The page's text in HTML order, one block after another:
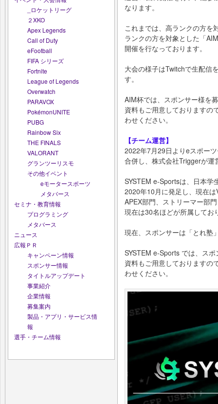
_ロケットリーグ
２XKO
Apex Legends
Call of Duty
eFootball
FIFA シリーズ
Fortnite
League of Legends
Overwatch
PARAVOX
PokémonUNITE
PUBG
Rainbow Six
THE FINALS
VALORANT
グランツーリスモ
その他イベント
eモータースポーツ
メタバース
セミナ・教育情報
プログラミング
メタバース
ニュース
広報ＰＲ
キャンペーン情報
スポンサー情報
タイトルアップデート
事業紹介
企業情報
募集案内
製品・アプリ・サービス情
報
選手・チーム情報
なります。
これまでは、高ランクの方を
ランクの方を対象とした「
開催を行なっております。
大会の様子はTwitchで生配信
す。
AIM杯では、スポンサー様を
資料もご用意しておりますの
わせください。
【チーム運営】
2022年7月29日よりeスポー
合併し、株式会社Triggerが運
SYSTEM e-Sportsは、日本学
2020年10月に発足し、現在
APEX部門、ストリーマー部
現在は30名ほどが所属してお
現在、スポンサーは「とれ塾
SYSTEM e-Sports では、ス
資料もご用意しておりますの
わせください。